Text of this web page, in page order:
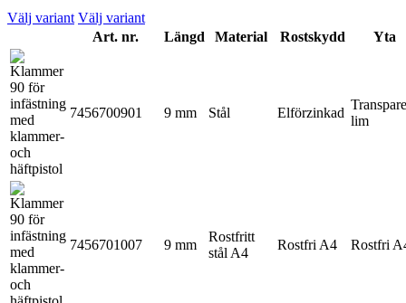
Välj variant Välj variant
Art. nr.
Längd Material Rostskydd Yta
7456700901 9 mm Stål Elförzinkad
lim
7456701007 9 mm
Rostfritt
stål A4
Rostfri A4 Rostfri